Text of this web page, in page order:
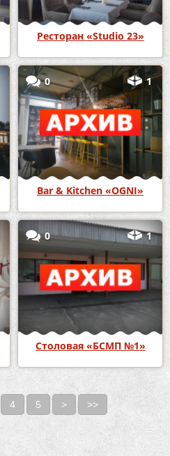
Ресторан «Studio 23»
0 1
Bar & Kitchen «OGNI»
0 1
Столовая «БСМП №1»
4 5 > >>